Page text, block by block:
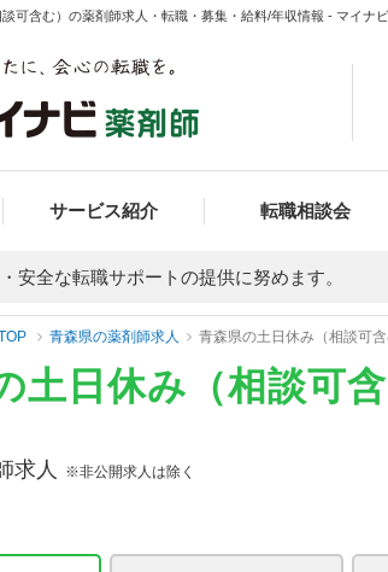
可含む）の薬剤師求人・転職・募集・給料/年収情報 - マイナ
サービス紹介 転職相談会
安全な転職サポートの提供に努めます。
青森県の薬剤師求人 青森県の土日休み（相談可
土日休み（相談可
求人 ※非公開求人は除く